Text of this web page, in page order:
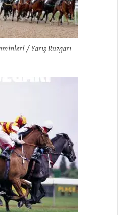
/ Yarış Rüzgarı